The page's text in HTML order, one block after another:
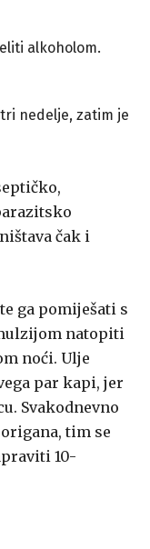
alkoholom.
nedelje, zatim je
čak i
ga pomiješati s
natopiti
noći. Ulje
par kapi, jer
Svakodnevno
tim se
10-